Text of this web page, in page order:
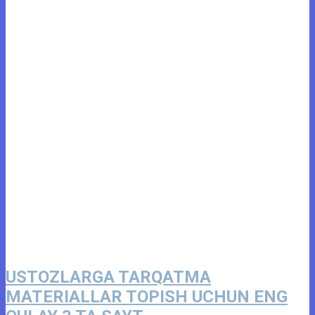
USTOZLARGA TARQATMA
MATERIALLAR TOPISH UCHUN ENG